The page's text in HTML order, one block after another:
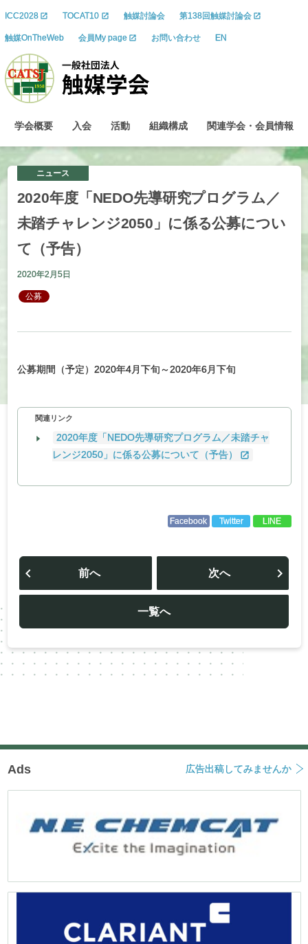
ICC2028 TOCAT10 触媒討論会 第138回触媒討論会
触媒OnTheWeb 会員My page お問い合わせ EN
学会概要 入会 活動 組織構成 関連学会 ・ 会員情報
ニュース
2020年度「NEDO先導研究プログラム ／
未踏チャレンジ2050」 に係る公募につい
て （予告）
2020年2月5日
公募
公募期間（予定）2020年4月下旬～2020年6月下旬
関連リンク
2020年度「NEDO先導研究プログラム／未踏チャ
レンジ2050」に係る公募について（予告）
Facebook Twitter LINE
投
ビ
ー
シ
ョ
前へ
一覧へ
次へ
Ads 広告出稿してみませんか